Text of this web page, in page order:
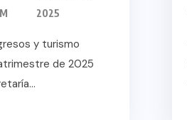
2025
y turismo
de 2025